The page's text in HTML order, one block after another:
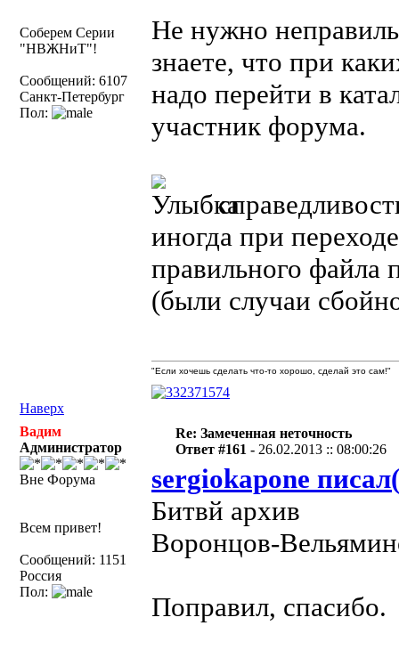
Соберем Серии
"НВЖНиТ"!
Сообщений: 6107
Санкт-Петербург
Пол:
Не нужно
знаете, что при
надо перейти в
участник форума.
иногда при
правильного файла
(были случаи
Наверх
"Если хочешь сделать что-то хорошо, сделай это сам!"
Вадим
Администратор
Вне Форума
Всем привет!
Сообщений: 1151
Россия
Пол:
Re: Замеченная неточность
Ответ #161 - 26.02.2013 :: 08:00:26
sergiokapone
Битвй архив
Воронцов-
Поправил, спасибо.